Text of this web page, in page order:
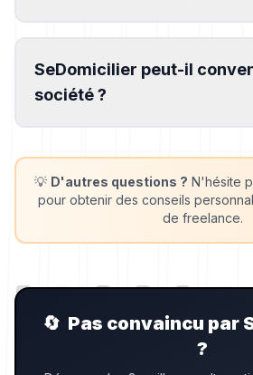
SeDomicilier peut-il
société ?
💡 D'autres questions ? N'hésite
pour obtenir des conseils
de freelance.
🔄 Pas convaincu par
?